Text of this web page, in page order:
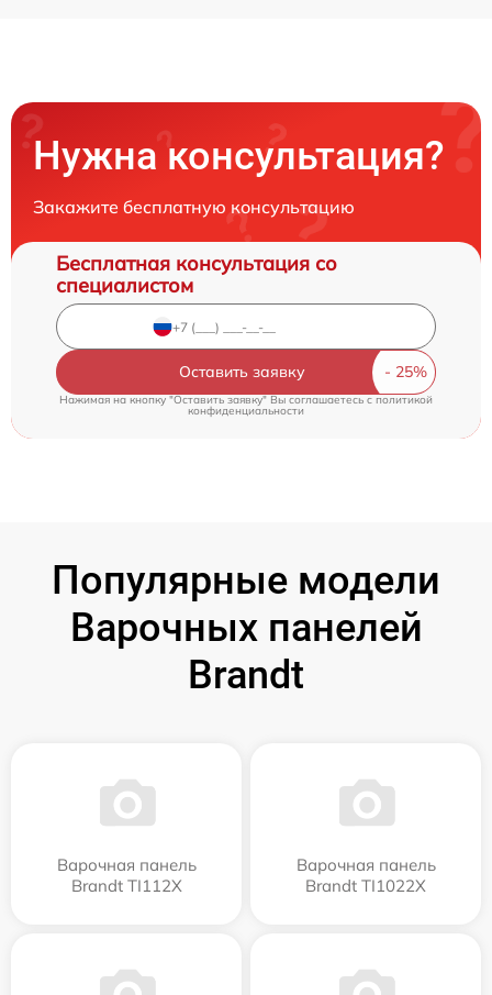
Нужна консультация?
Закажите бесплатную консультацию
Бесплатная консультация со
специалистом
Оставить заявку
Нажимая на кнопку "Оставить заявку" Вы соглашаетесь c политикой
конфиденциальности
Популярные модели
Варочных панелей
Brandt
Варочная панель
Brandt TI112X
Варочная панель
Brandt TI1022X